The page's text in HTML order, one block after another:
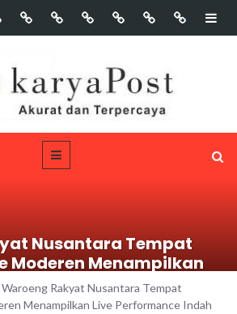
Nusantara Tempat
Moderen Menampilkan
Indah Permatasari
Waroeng Rakyat Nusantara Tempat
Menampilkan Live Performance Indah